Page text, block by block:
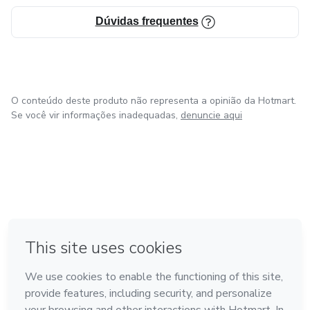
Atena é o pensamento que se torna ação. Se você busca
menos impulsividade e mais estratégia, este caminho é pra
Dúvidas frequentes
O conteúdo deste produto não representa a opinião da Hotmart.
Se você vir informações inadequadas, denuncie aqui
Feito com ❤ em Amsterdam